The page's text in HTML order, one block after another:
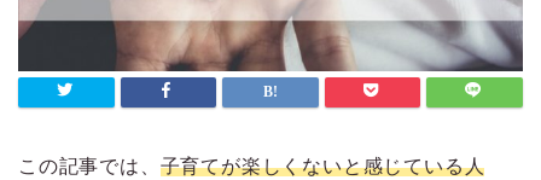
この記事では、 子育てが楽しくないと感じている人